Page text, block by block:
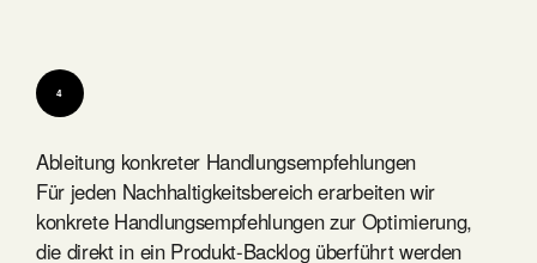
4
Ableitung konkreter Handlungsempfehlungen
Für jeden Nachhaltigkeitsbereich erarbeiten wir
konkrete Handlungsempfehlungen zur Optimierung,
die direkt in ein Produkt-Backlog überführt werden